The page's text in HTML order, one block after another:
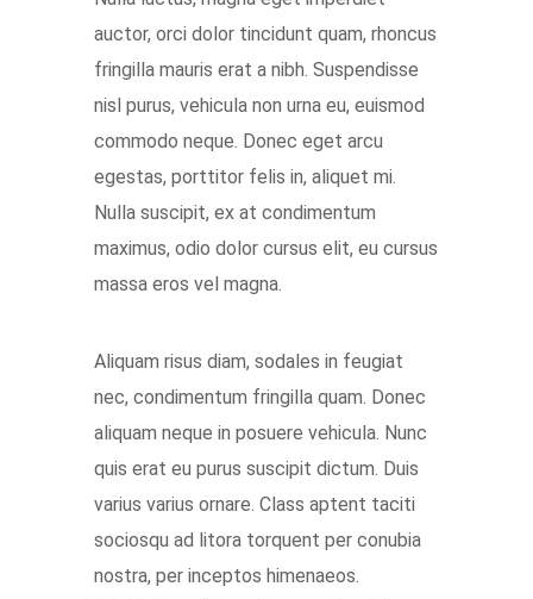
auctor, orci dolor tincidunt quam, rhoncus
fringilla mauris erat a nibh. Suspendisse
nisl purus, vehicula non urna eu, euismod
commodo neque. Donec eget arcu
egestas, porttitor felis in, aliquet mi.
Nulla suscipit, ex at condimentum
maximus, odio dolor cursus elit, eu cursus
massa eros vel magna.
Aliquam risus diam, sodales in feugiat
nec, condimentum fringilla quam. Donec
aliquam neque in posuere vehicula. Nunc
quis erat eu purus suscipit dictum. Duis
varius varius ornare. Class aptent taciti
sociosqu ad litora torquent per conubia
nostra, per inceptos himenaeos.